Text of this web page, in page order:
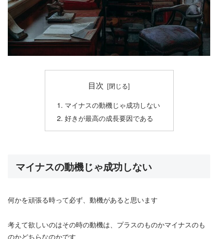
目次
マイナスの動機じゃ成功しない
好きが最高の成長要因である
マイナスの動機じゃ成功しない
何かを頑張る時って必ず、動機があると思います
考えて欲しいのはその時の動機は、プラスのものかマイナスのも
のかどちらなのかです